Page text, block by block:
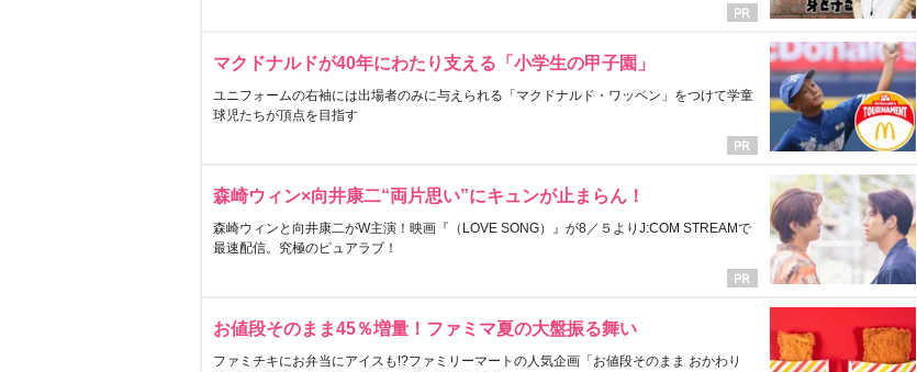
マクドナルドが40年にわたり支える「小学生の甲子園」
ユニフォームの右袖には出場者のみに与えられる「マクドナルド・ワッペン」をつけて学童
球児たちが頂点を目指す
森崎ウィン×向井康二“両片思い”にキュンが止まらん！
森崎ウィンと向井康二がW主演！映画『（LOVE SONG）』が8／５よりJ:COM STREAMで
最速配信。究極のピュアラブ！
お値段そのまま45％増量！ファミマ夏の大盤振る舞い
ファミチキにお弁当にアイスも!?ファミリーマートの人気企画「お値段そのまま おかわり